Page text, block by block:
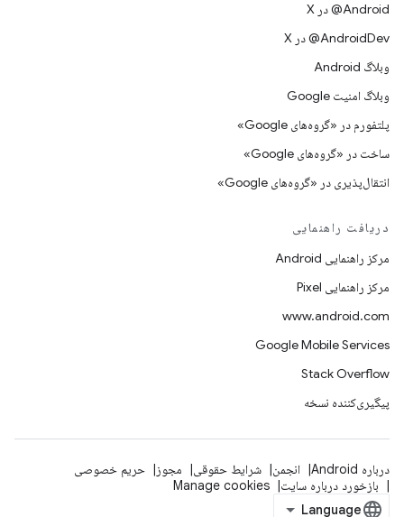
‫‎@Android در X
‫‎@AndroidDev در X
وبلاگ Android
وبلاگ امنیت Google
پلتفورم در «گروه‌های Google»
ساخت در «گروه‌های Google»
انتقال‌پذیری در «گروه‌های Google»
دریافت راهنمایی
مرکز راهنمایی Android
مرکز راهنمایی Pixel
www.android.com
Google Mobile Services
Stack Overflow
پیگیری‌کننده نسخه
درباره Android انجمن شرایط حقوقی مجوز
حریم خصوصی
بازخورد درباره سایت
Manage cookies